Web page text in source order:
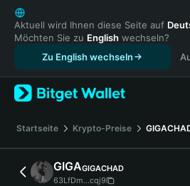
English
日本語
Tiếng Việt
Русский
Español (Latinoamérica)
Türkçe
Français
Deutsch
简体中文
繁體中文
Aktuell wird Ihnen diese Seite auf
Möchten Sie zu English wechseln?
Zu English wechseln
Startseite Krypto-Preise
GIGAGIGACHAD
63LfDm...cqj9